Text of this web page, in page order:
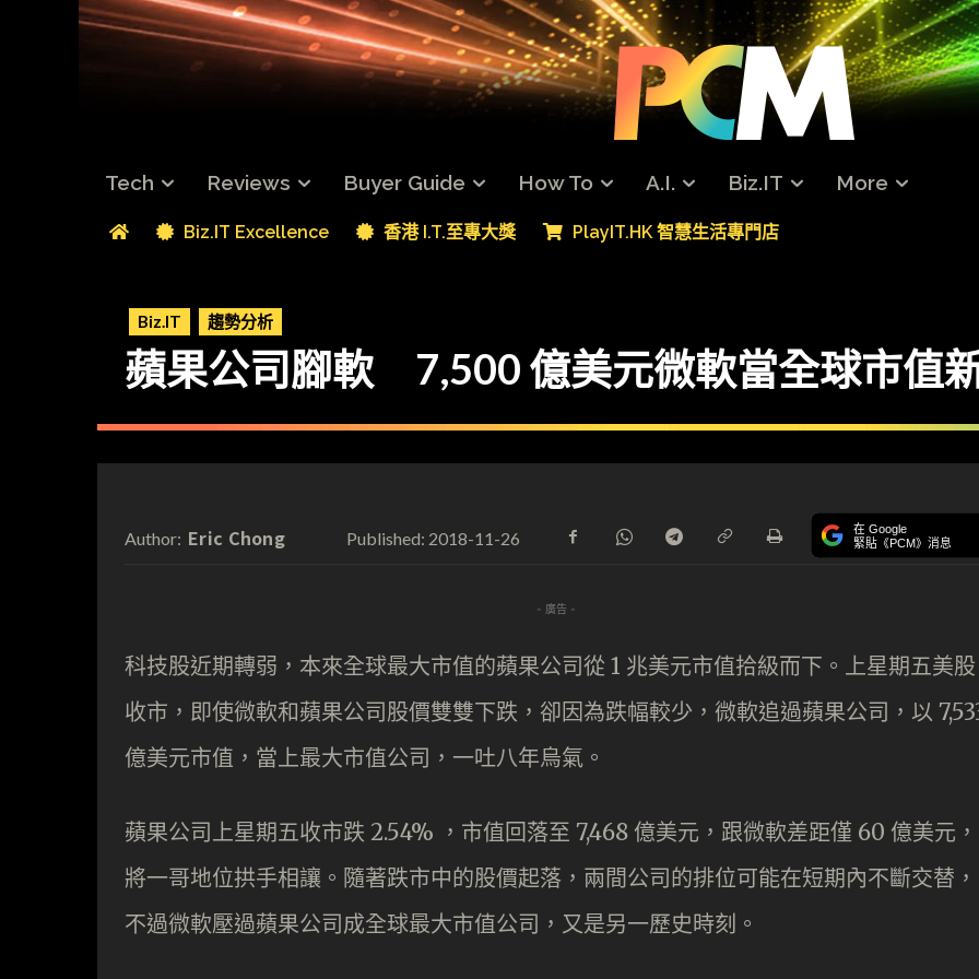
Tech Reviews Buyer Guide How To A.I. Biz.IT More
Biz.IT Excellence 香港 I.T.至專大獎 PlayIT.HK 智慧生活專門店
Biz.IT 趨勢分析
蘋果公司腳軟 7,500 億美元微軟當全球市值
Author: Eric Chong Published: 2018-11-26 在 Google
緊貼《PCM》消息
- 廣告 -
科技股近期轉弱，本來全球最大市值的蘋果公司從 1 兆美元市值拾級而下。上星期五美股
收市，即使微軟和蘋果公司股價雙雙下跌，卻因為跌幅較少，微軟追過蘋果公司，以
億美元市值，當上最大市值公司，一吐八年烏氣。
蘋果公司上星期五收市跌 2.54% ，市值回落至 7,468 億美元，跟微軟差距僅 60 億美元，
將一哥地位拱手相讓。隨著跌市中的股價起落，兩間公司的排位可能在短期內不斷交替，
不過微軟壓過蘋果公司成全球最大市值公司，又是另一歷史時刻。